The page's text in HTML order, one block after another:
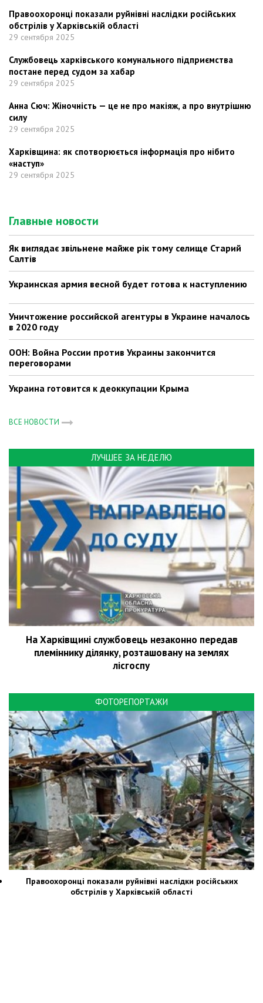
Правоохоронці показали руйнівні наслідки російських
обстрілів у Харківській області
29 сентября 2025
Службовець харківського комунального підприємства
постане перед судом за хабар
29 сентября 2025
Анна Сюч: Жіночність — це не про макіяж, а про внутрішню
силу
29 сентября 2025
Харківщина: як спотворюється інформація про нібито
«наступ»
29 сентября 2025
Главные новости
Як виглядає звільнене майже рік тому селище Старий
Салтів
Украинская армия весной будет готова к наступлению
Уничтожение российской агентуры в Украине началось
в 2020 году
ООН: Война России против Украины закончится
переговорами
Украина готовится к деоккупации Крыма
ВСЕ НОВОСТИ
ЛУЧШЕЕ ЗА НЕДЕЛЮ
На Харківщині службовець незаконно передав
племіннику ділянку, розташовану на землях
лісгоспу
ФОТОРЕПОРТАЖИ
Правоохоронці показали руйнівні наслідки російських
обстрілів у Харківській області